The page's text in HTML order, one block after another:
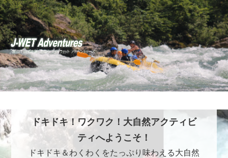
ドキドキ！ワクワク！大自然アクティビ
ティへようこそ！
ドキドキ＆わくわくをたっぷり味わえる大自然